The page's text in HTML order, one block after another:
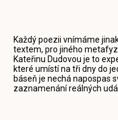
Každý poezii vnímáme
textem, pro jiného
Kateřinu Dudovou je to
které umístí na tři dny do
báseň je nechá napospas
zaznamenání reálných